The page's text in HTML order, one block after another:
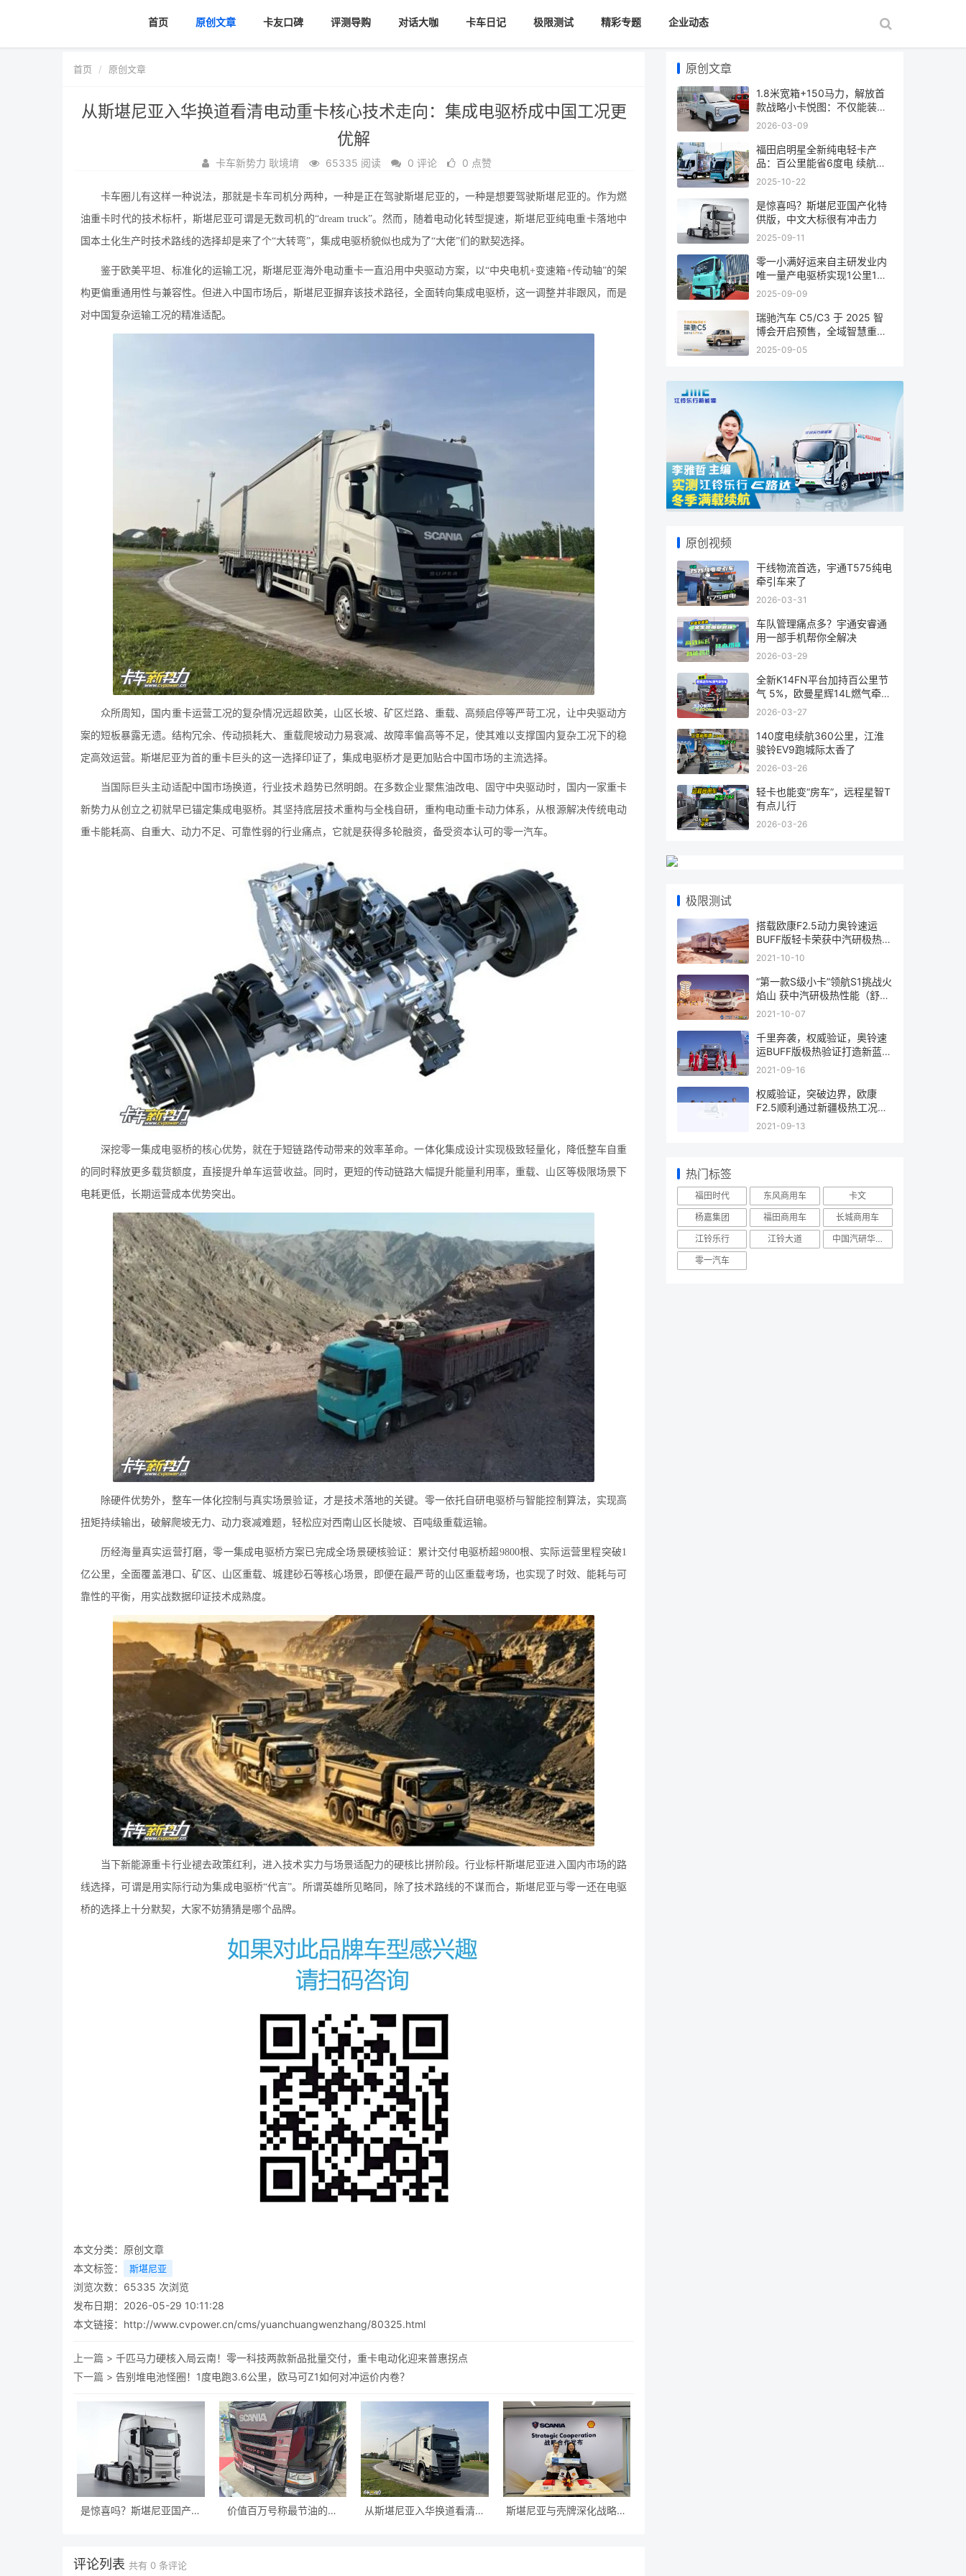
首页 原创文章 卡友口碑 评测导购 对话大咖 卡车日记 极限测试 精彩专题 企业动态
首页 原创文章
从斯堪尼亚入华换道看清电动重卡核心技术走向：集成电驱桥成中国工况更
优解
卡车新势力 耿境堉 65335 阅读 0 评论 0 点赞
卡车圈儿有这样一种说法，那就是卡车司机分两种，一种是正在驾驶斯堪尼亚的，一种是想要驾驶斯堪尼亚的。作为燃
油重卡时代的技术标杆，斯堪尼亚可谓是无数司机的“dream truck”。然而，随着电动化转型提速，斯堪尼亚纯电重卡落地中
国本土化生产时技术路线的选择却是来了个“大转弯”，集成电驱桥貌似也成为了“大佬”们的默契选择。
鉴于欧美平坦、标准化的运输工况，斯堪尼亚海外电动重卡一直沿用中央驱动方案，以“中央电机+变速箱+传动轴”的架
构更偏重通用性与兼容性。但进入中国市场后，斯堪尼亚摒弃该技术路径，全面转向集成电驱桥，这一调整并非跟风，而是
对中国复杂运输工况的精准适配。
众所周知，国内重卡运营工况的复杂情况远超欧美，山区长坡、矿区烂路、重载、高频启停等严苛工况，让中央驱动方
案的短板暴露无遗。结构冗余、传动损耗大、重载爬坡动力易衰减、故障率偏高等不足，使其难以支撑国内复杂工况下的稳
定高效运营。斯堪尼亚为首的重卡巨头的这一选择印证了，集成电驱桥才是更加贴合中国市场的主流选择。
当国际巨头主动适配中国市场换道，行业技术趋势已然明朗。在多数企业聚焦油改电、固守中央驱动时，国内一家重卡
新势力从创立之初就早已锚定集成电驱桥。其坚持底层技术重构与全栈自研，重构电动重卡动力体系，从根源解决传统电动
重卡能耗高、自重大、动力不足、可靠性弱的行业痛点，它就是获得多轮融资，备受资本认可的零一汽车。
深挖零一集成电驱桥的核心优势，就在于短链路传动带来的效率革命。一体化集成设计实现极致轻量化，降低整车自重
的同时释放更多载货额度，直接提升单车运营收益。同时，更短的传动链路大幅提升能量利用率，重载、山区等极限场景下
电耗更低，长期运营成本优势突出。
除硬件优势外，整车一体化控制与真实场景验证，才是技术落地的关键。零一依托自研电驱桥与智能控制算法，实现高
扭矩持续输出，破解爬坡无力、动力衰减难题，轻松应对西南山区长陡坡、百吨级重载运输。
历经海量真实运营打磨，零一集成电驱桥方案已完成全场景硬核验证：累计交付电驱桥超9800根、实际运营里程突破1
亿公里，全面覆盖港口、矿区、山区重载、城建砂石等核心场景，即便在最严苛的山区重载考场，也实现了时效、能耗与可
靠性的平衡，用实战数据印证技术成熟度。
当下新能源重卡行业褪去政策红利，进入技术实力与场景适配力的硬核比拼阶段。行业标杆斯堪尼亚进入国内市场的路
线选择，可谓是用实际行动为集成电驱桥“代言”。所谓英雄所见略同，除了技术路线的不谋而合，斯堪尼亚与零一还在电驱
桥的选择上十分默契，大家不妨猜猜是哪个品牌。
本文分类： 原创文章
本文标签：
斯堪尼亚
浏览次数： 65335 次浏览
发布日期：2026-05-29 10:11:28
本文链接： http://www.cvpower.cn/cms/yuanchuangwenzhang/80325.html
上一篇 > 千匹马力硬核入局云南！零一科技两款新品批量交付，重卡电动化迎来普惠拐点
下一篇 > 告别堆电池怪圈！1度电跑3.6公里，欧马可Z1如何对冲运价内卷？
是惊喜吗？斯堪尼亚国产化
价值百万号称最节油的重
从斯堪尼亚入华换道看清电
斯堪尼亚与壳牌深化战略合
评论列表 共有 0 条评论
原创文章
1.8米宽箱+150马力，解放首
款战略小卡悦图：不仅能装，
更是卡友的“
2026-03-09
福田启明星全新纯电轻卡产
品：百公里能省6度电 续航
607公里
2025-10-22
是惊喜吗？斯堪尼亚国产化特
供版，中文大标很有冲击力
2025-09-11
零一小满好运来自主研发业内
唯一量产电驱桥实现1公里1度
电
2025-09-09
瑞驰汽车 C5/C3 于 2025 智
博会开启预售，全域智慧重塑
商用车
2025-09-05
原创视频
干线物流首选，宇通T575纯电
牵引车来了
2026-03-31
车队管理痛点多？宇通安睿通
用一部手机帮你全解决
2026-03-29
全新K14FN平台加持百公里节
气 5%，欧曼星辉14L燃气牵引
车省气又
2026-03-27
140度电续航360公里，江淮
骏铃EV9跑城际太香了
2026-03-26
轻卡也能变“房车”，远程星智T
有点儿行
2026-03-26
极限测试
搭载欧康F2.5动力奥铃速运
BUFF版轻卡荣获中汽研极热动
力认证
2021-10-10
“第一款S级小卡”领航S1挑战火
焰山 获中汽研极热性能（舒
适）认证
2021-10-07
千里奔袭，权威验证，奥铃速
运BUFF版极热验证打造新蓝牌
更优选择
2021-09-16
权威验证，突破边界，欧康
F2.5顺利通过新疆极热工况验
证试验
2021-09-13
热门标签
福田时代 东风商用车 卡文
杨嘉集团 福田商用车 长城商用车
江铃乐行 江铃大道 中国汽研华东总部举行能力发布会
零一汽车